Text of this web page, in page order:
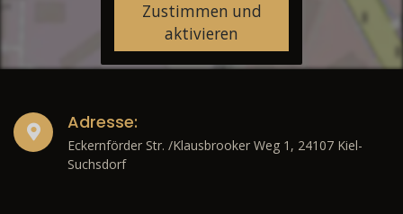
Zustimmen und
aktivieren
Adresse:
Eckernförder Str. /Klausbrooker Weg 1, 24107 Kiel-
Suchsdorf